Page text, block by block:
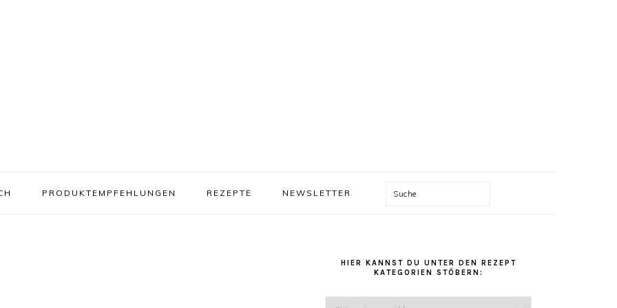
PRODUKTEMPFEHLUNGEN REZEPTE NEWSLETTER Suche
SIDEBAR
HIER KANNST DU UNTER DEN REZEPT
KATEGORIEN STÖBERN: